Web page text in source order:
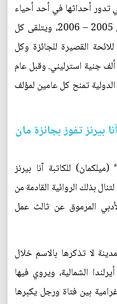
تدور أحداثها في أحد أحياء
العاصمة إبان العنف الطائفي 2005 – 2006، ويتلقى كل
القصيرة للجائزة وكل
جنية استرليني. وقبل عام
الدولية تمنح كل عامين لمؤلف
بيرنز تفوز بجائزة مان
للكاتبة آنا بيرنز
بجائزة مان بوكر لعام 2018 لتنال بذلك الروائية القادمة من
المرموق عن ثالث عمل
لا تذكرها بالاسم خلال
الشمالية، ويروي فيها
بين فتاة ورجل يكبرها